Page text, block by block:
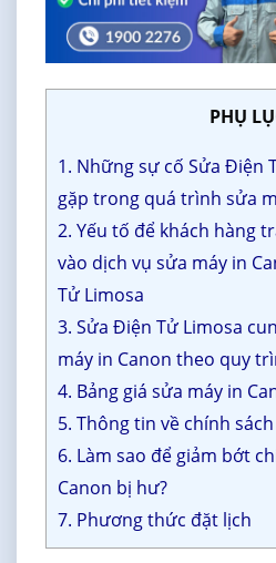
PHỤ
1. Những sự cố Sửa Điện
gặp trong quá trình sửa
2. Yếu tố để khách hàng
vào dịch vụ sửa máy in
Tử Limosa
3. Sửa Điện Tử Limosa
máy in Canon theo quy
4. Bảng giá sửa máy in
5. Thông tin về chính
6. Làm sao để giảm bớt
Canon bị hư?
7. Phương thức đặt lịch